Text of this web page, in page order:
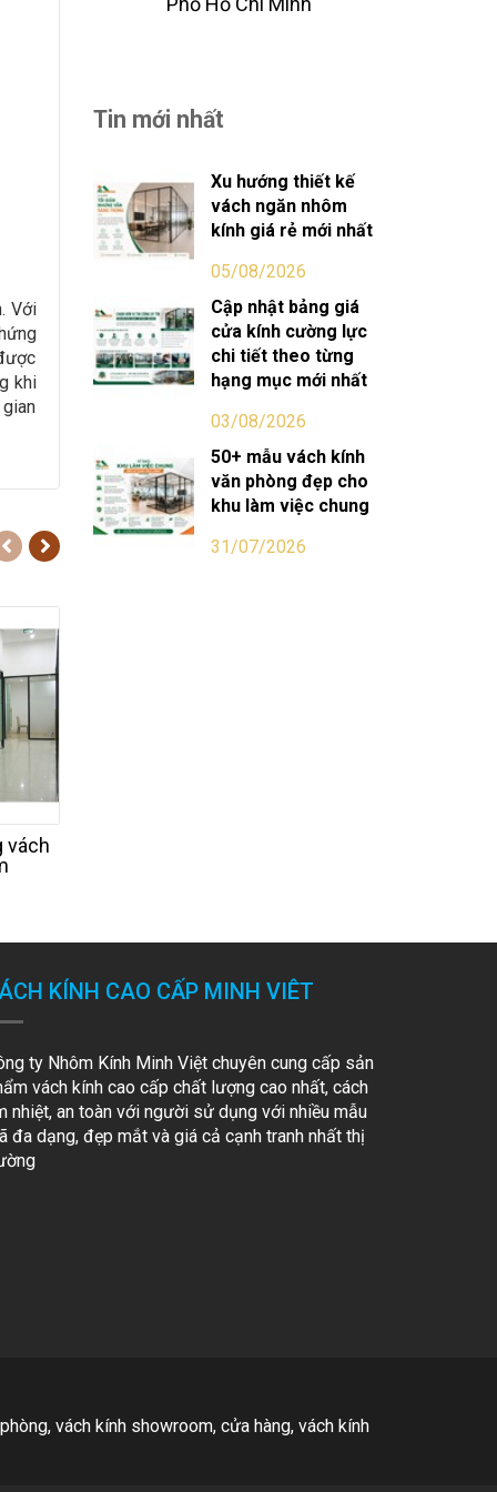
Với
khi
vách
Tin mới nhất
Xu hướng thiết kế
vách ngăn nhôm
kính giá rẻ mới nhất
05/08/2026
Cập nhật bảng giá
cửa kính cường lực
chi tiết theo từng
hạng mục mới nhất
03/08/2026
50+ mẫu vách kính
văn phòng đẹp cho
khu làm việc chung
31/07/2026
vách kính showroom, cửa hàng, vách kính
KÍNH CAO CẤP MINH VIÊT
ty Nhôm Kính Minh Việt chuyên cung cấp sản
vách kính cao cấp chất lượng cao nhất, cách
nhiệt, an toàn với người sử dụng với nhiều mẫu
đa dạng, đẹp mắt và giá cả cạnh tranh nhất thị